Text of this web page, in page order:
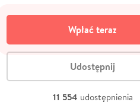
Wpłać teraz
Udostępnij
11 554 udostępnienia